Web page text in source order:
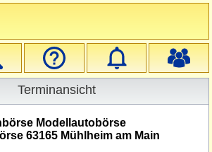
Login
Registrieren
Termin
Terminansicht
Modellautobörse
63165 Mühlheim am Main